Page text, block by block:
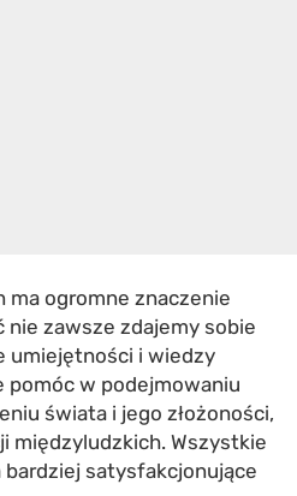
ma ogromne znaczenie
zawsze zdajemy sobie
umiejętności i wiedzy
pomóc w podejmowaniu
świata i jego złożoności,
międzyludzkich. Wszystkie
bardziej satysfakcjonujące